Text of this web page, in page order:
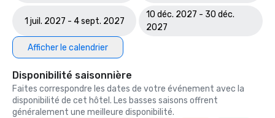
1 juil. 2027 - 4 sept. 2027
10 déc. 2027 - 30 déc.
2027
Afficher le calendrier
Disponibilité saisonnière
Faites correspondre les dates de votre événement avec la
disponibilité de cet hôtel. Les basses saisons offrent
généralement une meilleure disponibilité.